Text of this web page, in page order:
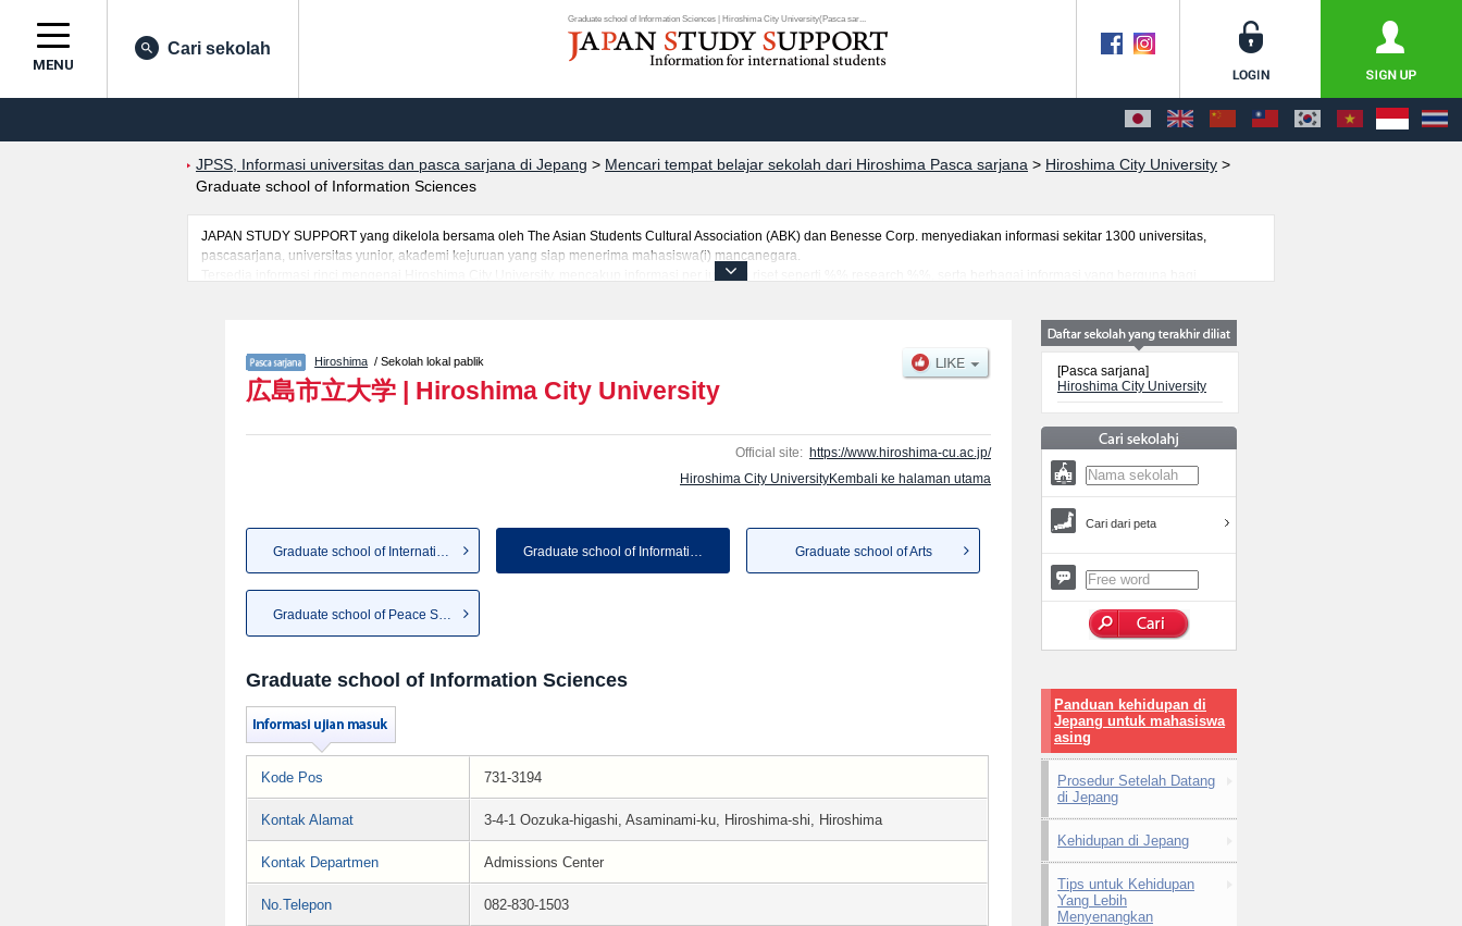
Graduate school of Information Sciences | Hiroshima City University(Pasca sar...
MENU
Cari sekolah
JPSS, Informasi universitas dan pasca sarjana di Jepang > Mencari tempat belajar sekolah dari Hiroshima Pasca sarjana > Hiroshima City University >
Graduate school of Information Sciences
JAPAN STUDY SUPPORT yang dikelola bersama oleh The Asian Students Cultural Association (ABK) dan Benesse Corp. menyediakan informasi sekitar 1300 universitas,
pascasarjana, universitas yunior, akademi kejuruan yang siap menerima mahasiswa(i) mancanegara.
Tersedia informasi rinci mengenai Hiroshima City University, mencakup informasi per jurusan riset seperti %% research %%, serta berbagai informasi yang berguna bagi
Hiroshima / Sekolah lokal pablik
広島市立大学 | Hiroshima City University
Official site: https://www.hiroshima-cu.ac.jp/
Hiroshima City UniversityKembali ke halaman utama
Graduate school of Internatio... Graduate school of Informatio... Graduate school of Arts
Graduate school of Information Sciences
Kode Pos 731-3194
Kontak Alamat 3-4-1 Oozuka-higashi, Asaminami-ku, Hiroshima-shi, Hiroshima
Kontak Departmen Admissions Center
No.Telepon 082-830-1503
[Pasca sarjana]
Hiroshima City University
Cari dari peta
Panduan kehidupan di
Jepang untuk mahasiswa
asing
Prosedur Setelah Datang
di Jepang
Kehidupan di Jepang
Tips untuk Kehidupan
Yang Lebih
Menyenangkan